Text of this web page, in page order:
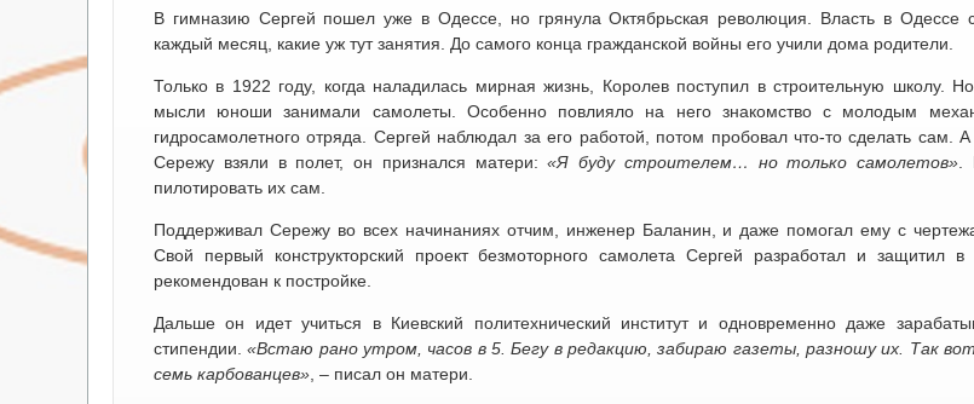
В гимназию Сергей пошел уже в Одессе, но грянула Октябрьская революция. Власть в Одессе
каждый месяц, какие уж тут занятия. До самого конца гражданской войны его учили дома родители.
Только в 1922 году, когда наладилась мирная жизнь, Королев поступил в строительную школу.
мысли юноши занимали самолеты. Особенно повлияло на него знакомство с молодым
гидросамолетного отряда. Сергей наблюдал за его работой, потом пробовал что-то сделать сам.
Сережу взяли в полет, он признался матери:«Я буду строителем… но только самолетов»
пилотировать их сам.
Поддерживал Сережу во всех начинаниях отчим, инженер Баланин, и даже помогал ему с
Свой первый конструкторский проект безмоторного самолета Сергей разработал и защитил
рекомендован к постройке.
Дальше он идет учиться в Киевский политехнический институт и одновременно даже
стипендии.«Встаю рано утром, часов в 5. Бегу в редакцию, забираю газеты, разношу их. Так
семь карбованцев» , – писал он матери.